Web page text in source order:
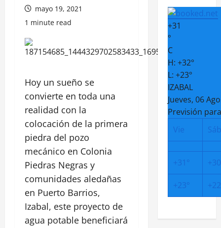
mayo 19, 2021
1 minute read
Hoy un sueño se
convierte en toda una
realidad con la
colocación de la primera
piedra del pozo
mecánico en Colonia
Piedras Negras y
comunidades aledañas
en Puerto Barrios,
Izabal, este proyecto de
agua potable beneficiará
+31
°
C
H: +32°
L: +23°
IZABAL
Jueves, 06
Previsión
Vie
Sáb
+31° +
+23° +